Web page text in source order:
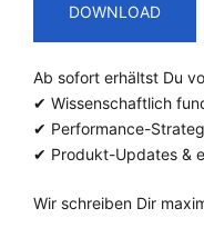
DOWNLOAD
Ab sofort erhältst Du
✔ Wissenschaftlich
✔ Performance-
✔ Produkt-Updates &
Wir schreiben Dir